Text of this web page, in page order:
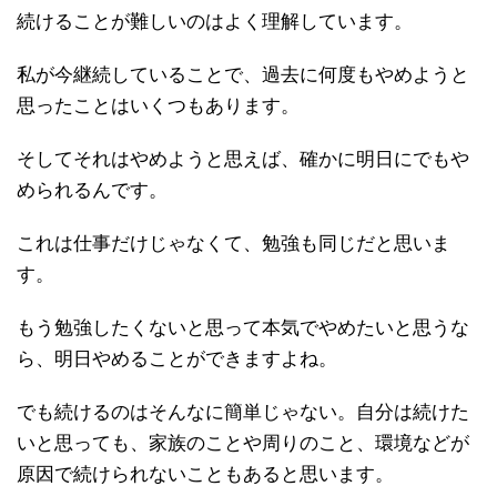
続けることが難しいのはよく理解しています。
私が今継続していることで、過去に何度もやめようと
思ったことはいくつもあります。
そしてそれはやめようと思えば、確かに明日にでもや
められるんです。
これは仕事だけじゃなくて、勉強も同じだと思いま
す。
もう勉強したくないと思って本気でやめたいと思うな
ら、明日やめることができますよね。
でも続けるのはそんなに簡単じゃない。自分は続けた
いと思っても、家族のことや周りのこと、環境などが
原因で続けられないこともあると思います。